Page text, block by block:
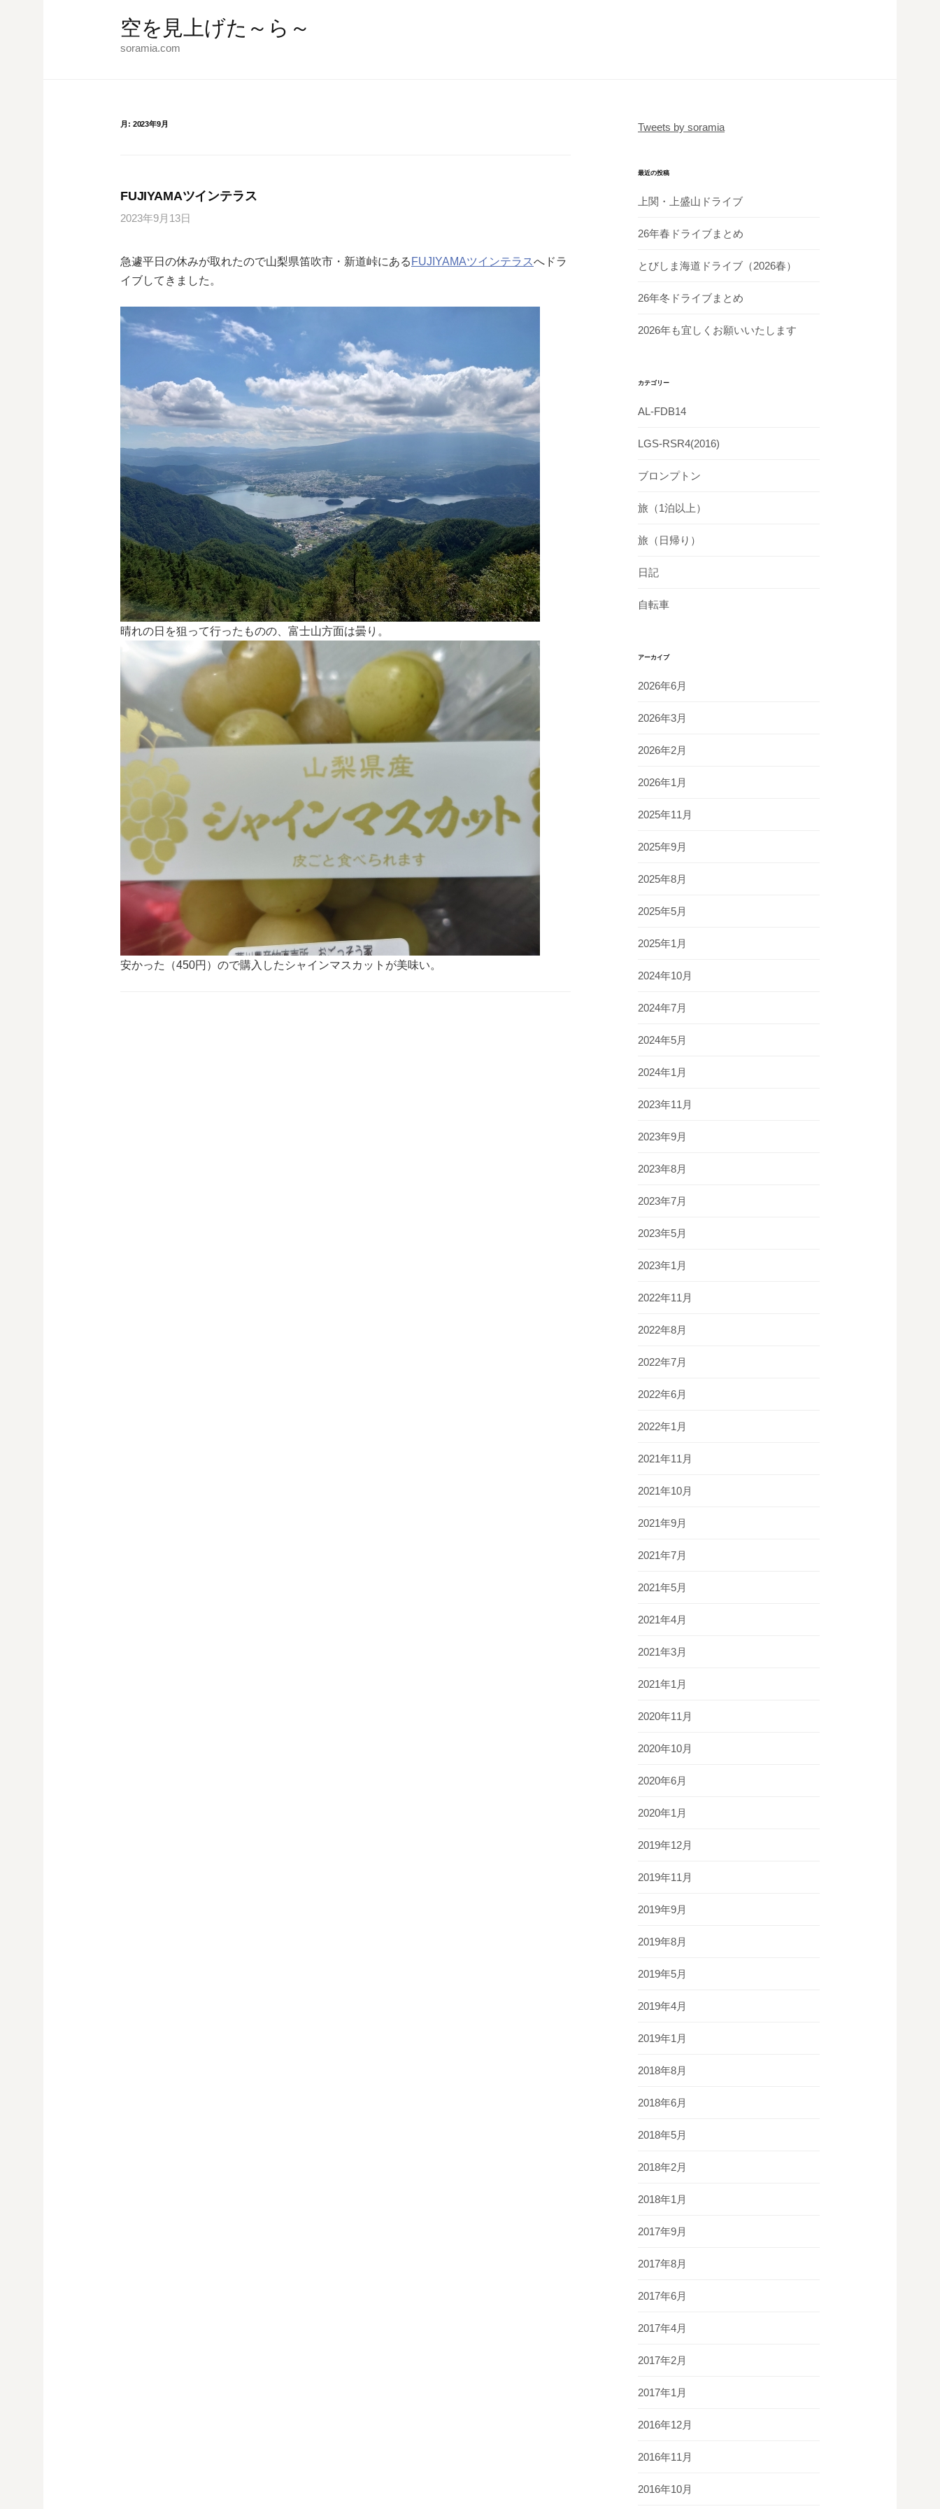
空を見上げた～ら～
soramia.com
月: 2023年9月
FUJIYAMAツインテラス
2023年9月13日
急遽平日の休みが取れたので山梨県笛吹市・新道峠にある FUJIYAMAツインテラスへドラ
イブしてきました。
晴れの日を狙って行ったものの、富士山方面は曇り。
安かった（450円）ので購入したシャインマスカットが美味い。
Tweets by soramia
最近の投稿
上関・上盛山ドライブ
26年春ドライブまとめ
とびしま海道ドライブ（2026春）
26年冬ドライブまとめ
2026年も宜しくお願いいたします
カテゴリー
AL-FDB14
LGS-RSR4(2016)
ブロンプトン
旅（1泊以上）
旅（日帰り）
日記
自転車
アーカイブ
2026年6月
2026年3月
2026年2月
2026年1月
2025年11月
2025年9月
2025年8月
2025年5月
2025年1月
2024年10月
2024年7月
2024年5月
2024年1月
2023年11月
2023年9月
2023年8月
2023年7月
2023年5月
2023年1月
2022年11月
2022年8月
2022年7月
2022年6月
2022年1月
2021年11月
2021年10月
2021年9月
2021年7月
2021年5月
2021年4月
2021年3月
2021年1月
2020年11月
2020年10月
2020年6月
2020年1月
2019年12月
2019年11月
2019年9月
2019年8月
2019年5月
2019年4月
2019年1月
2018年8月
2018年6月
2018年5月
2018年2月
2018年1月
2017年9月
2017年8月
2017年6月
2017年4月
2017年2月
2017年1月
2016年12月
2016年11月
2016年10月